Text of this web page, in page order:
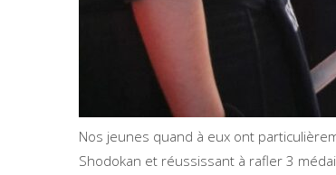
Nos jeunes quand à eux ont
Shodokan et réussissant à rafler 3